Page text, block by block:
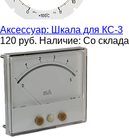
Аксессуар: Шкала для КС-3
120 руб. Наличие: Со склада